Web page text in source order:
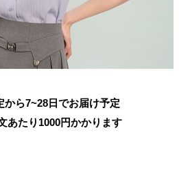
から7~28日でお届け予定
あたり 1000円かかります